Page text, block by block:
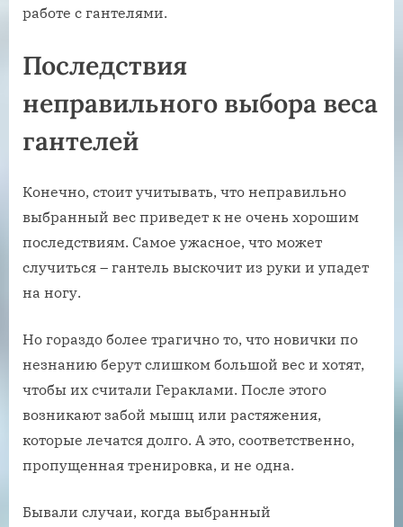
работе с гантелями.
Последствия
неправильного выбора веса
гантелей
Конечно, стоит учитывать, что неправильно
выбранный вес приведет к не очень хорошим
последствиям. Самое ужасное, что может
случиться – гантель выскочит из руки и упадет
на ногу.
Но гораздо более трагично то, что новички по
незнанию берут слишком большой вес и хотят,
чтобы их считали Гераклами. После этого
возникают забой мышц или растяжения,
которые лечатся долго. А это, соответственно,
пропущенная тренировка, и не одна.
Бывали случаи, когда выбранный